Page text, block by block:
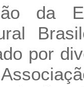
da
por